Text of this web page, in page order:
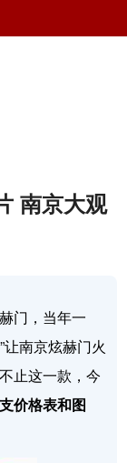
南京大观
门，当年一
南京炫赫门火
止这一款，今
价格表和图